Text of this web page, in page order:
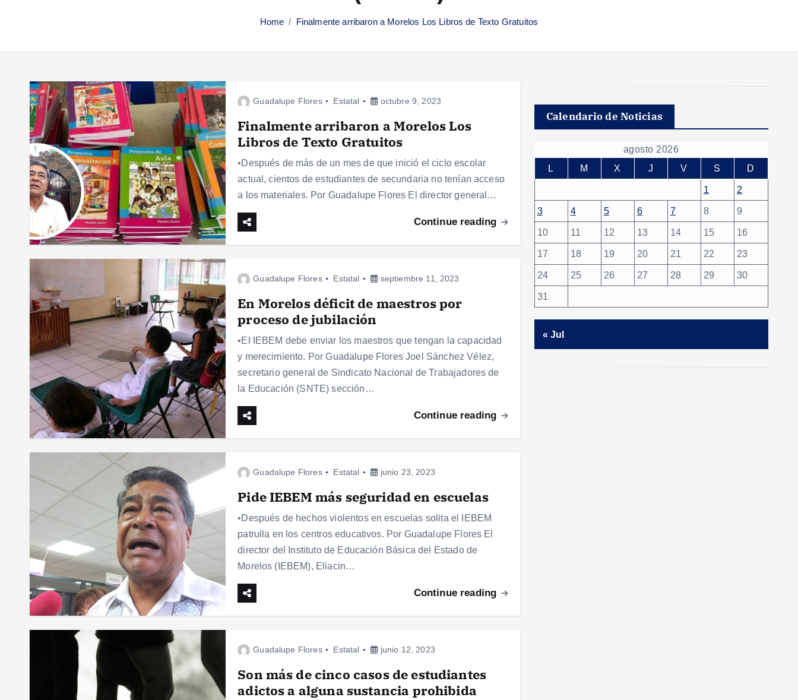
Home Finalmente arribaron a Morelos Los Libros de Texto Gratuitos
Guadalupe Flores Estatal octubre 9, 2023
Finalmente arribaron a Morelos Los
Libros de Texto Gratuitos
•Después de más de un mes de que inició el ciclo escolar
actual, cientos de estudiantes de secundaria no tenían acceso
a los materiales. Por Guadalupe Flores El director general…
Continue reading
Guadalupe Flores Estatal septiembre 11, 2023
En Morelos déficit de maestros por
proceso de jubilación
•El IEBEM debe enviar los maestros que tengan la capacidad
y merecimiento. Por Guadalupe Flores Joel Sánchez Vélez,
secretario general de Sindicato Nacional de Trabajadores de
la Educación (SNTE) sección…
Continue reading
Guadalupe Flores Estatal junio 23, 2023
Pide IEBEM más seguridad en escuelas
•Después de hechos violentos en escuelas solita el IEBEM
patrulla en los centros educativos. Por Guadalupe Flores El
director del Instituto de Educación Básica del Estado de
Morelos (IEBEM), Eliacin…
Continue reading
Guadalupe Flores Estatal junio 12, 2023
Son más de cinco casos de estudiantes
adictos a alguna sustancia prohibida
Calendario de Noticias
agosto 2026
L
M X J V S D
1 2
3 4 5 6 7 8 9
10 11 12 13 14 15 16
17 18 19 20 21 22 23
24 25 26 27 28 29 30
31
« Jul